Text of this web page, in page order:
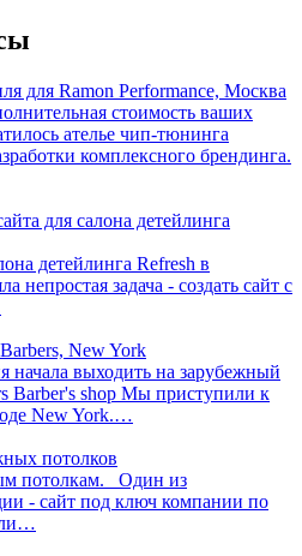
для Ramon Performance, Москва
стоимость ваших
ателье чип-тюнинга
комплексного брендинга.
для салона детейлинга
детейлинга Refresh в
непростая задача - создать сайт с
New York
начала выходить на зарубежный
Barber's shop Мы приступили к
New York.…
потолков
потолкам. Один из
- сайт под ключ компании по